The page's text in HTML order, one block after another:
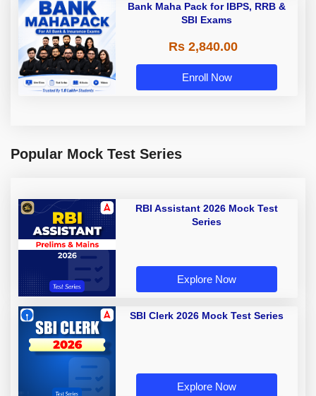
Bank Maha Pack for IBPS, RRB &
SBI Exams
Rs 2,840.00
Enroll Now
Popular Mock Test Series
RBI Assistant 2026 Mock Test
Series
Explore Now
SBI Clerk 2026 Mock Test Series
Explore Now